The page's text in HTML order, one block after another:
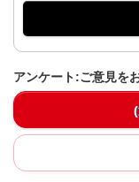
アンケート:ご意見を